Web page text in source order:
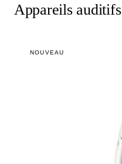
Appareils auditifs
NOUVEAU